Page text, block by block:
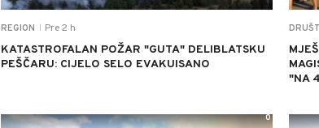
REGION Pre 2 h
KATASTROFALAN POŽAR "GUTA" DELIBLATSKU
PEŠČARU: CIJELO SELO EVAKUISANO
"NA
0